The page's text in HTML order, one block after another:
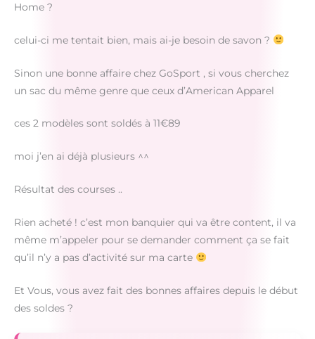
Home ?
celui-ci me tentait bien, mais ai-je besoin de savon ?
Sinon une bonne affaire chez GoSport , si vous cherchez
un sac du même genre que ceux d’American Apparel
ces 2 modèles sont soldés à 11€89
moi j’en ai déjà plusieurs ^^
Résultat des courses ..
Rien acheté ! c’est mon banquier qui va être content, il va
même m’appeler pour se demander comment ça se fait
qu’il n’y a pas d’activité sur ma carte
Et Vous, vous avez fait des bonnes affaires depuis le début
des soldes ?